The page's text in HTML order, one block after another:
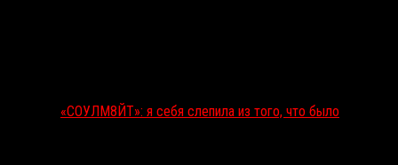
«СОУЛМ8ЙТ»: я себя слепила из того, что было